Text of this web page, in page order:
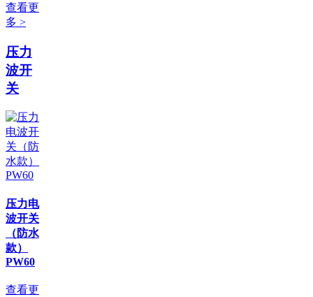
查看更
多 >
压力
波开
关
压力电
波开关
（防水
款）
PW60
查看更